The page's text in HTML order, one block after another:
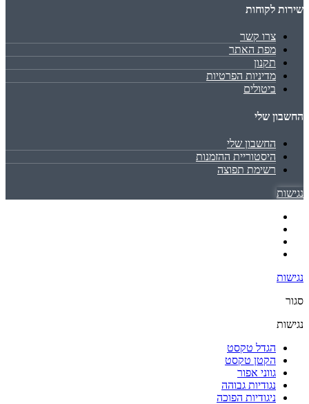
שירות לקוחות
צרו קשר
מפת האתר
תקנון
מדיניות הפרטיות
ביטולים
החשבון שלי
החשבון שלי
היסטוריית ההזמנות
רשימת תפוצה
נגישות
נגישות
סגור
נגישות
הגדל טקסט
הקטן טקסט
גווני אפור
נגודיות גבוהה
ניגודיות הפוכה